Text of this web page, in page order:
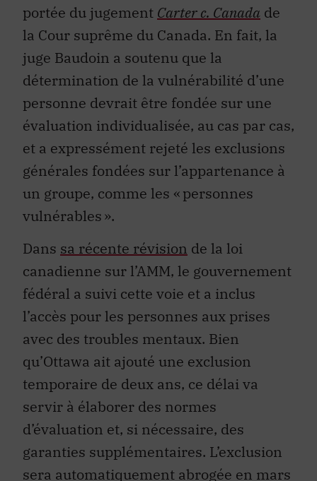
portée du jugement Carter c. Canada de
la Cour suprême du Canada. En fait, la
juge Baudoin a soutenu que la
détermination de la vulnérabilité d’une
personne devrait être fondée sur une
évaluation individualisée, au cas par cas,
et a expressément rejeté les exclusions
générales fondées sur l’appartenance à
un groupe, comme les « personnes
vulnérables ».
Dans sa récente révision de la loi
canadienne sur l’AMM, le gouvernement
fédéral a suivi cette voie et a inclus
l’accès pour les personnes aux prises
avec des troubles mentaux. Bien
qu’Ottawa ait ajouté une exclusion
temporaire de deux ans, ce délaiva
servir à élaborer des normes
d’évaluation et, si nécessaire, des
garanties supplémentaires. L’exclusion
sera automatiquement abrogée en mars